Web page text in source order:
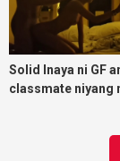
Solid Inaya ni GF
classmate niyang